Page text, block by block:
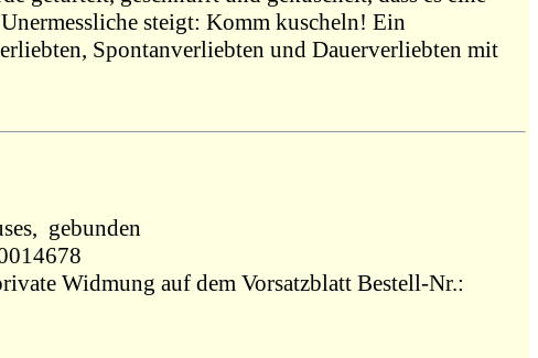
steigt: Komm kuscheln! Ein
Spontanverliebten und Dauerverliebten mit
2007, Agentur des Rauhen Hauses, gebunden
Widmung auf dem Vorsatzblatt Bestell-Nr.: